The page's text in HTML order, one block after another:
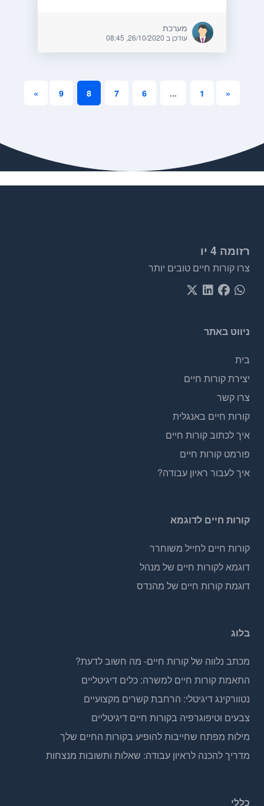
מערכת
עודכן ב 26/10/2020, 08:45
«
1
...
6
7
8
9
»
רזומה 4 יו
צרו קורות חיים טובים יותר
ניווט באתר
בית
יצירת קורות חיים
צרו קשר
קורות חיים באנגלית
איך לכתוב קורות חיים
פורמט קורות חיים
איך לעבור ראיון עבודה?
קורות חיים לדוגמא
קורות חיים לחייל משוחרר
דוגמא לקורות חיים של מנהל
דוגמת קורות חיים של מהנדס
בלוג
מכתב נלווה של קורות חיים- מה חשוב לדעת?
התאמת קורות חיים למשרה: כלים דיגיטליים
נטוורקינג דיגיטלי: הרחבת קשרים מקצועיים
צבעים וטיפוגרפיה בקורות חיים דיגיטליים
מילות מפתח שחייבות להופיע בקורות החיים שלך
מדריך להכנה לראיון עבודה: שאלות ותשובות מנצחות
כללי